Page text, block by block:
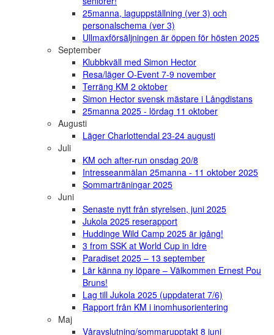
25manna, laguppställning (ver 3) och
personalschema (ver 3)
Ullmaxförsäljningen är öppen för hösten 2025
September
Klubbkväll med Simon Hector
Resa/läger O-Event 7-9 november
Terräng KM 2 oktober
Simon Hector svensk mästare i Långdistans
25manna 2025 - lördag 11 oktober
Augusti
Läger Charlottendal 23-24 augusti
Juli
KM och after-run onsdag 20/8
Intresseanmälan 25manna - 11 oktober 2025
Sommarträningar 2025
Juni
Senaste nytt från styrelsen, juni 2025
Jukola 2025 reserapport
Huddinge Wild Camp 2025 är igång!
3 from SSK at World Cup in Idre
Paradiset 2025 – 13 september
Lär känna ny löpare – Välkommen Ernest Pou
Bruns!
Lag till Jukola 2025 (uppdaterat 7/6)
Rapport från KM i inomhusorientering
Maj
Våravslutning/sommarupptakt 8 juni